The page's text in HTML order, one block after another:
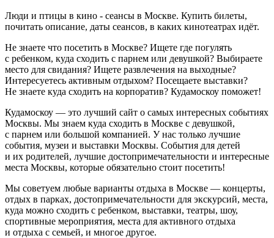
Люди и птицы в кино - сеансы в Москве. Купить билеты,
почитать описание, даты сеансов, в каких кинотеатрах идёт.
Не знаете что посетить в Москве? Ищете где погулять
с ребенком, куда сходить с парнем или девушкой? Выбираете
место для свидания? Ищете развлечения на выходные?
Интересуетесь активным отдыхом? Посещаете выставки?
Не знаете куда сходить на корпоратив? Кудамоскоу поможет!
Кудамоскоу — это лучший сайт о самых интересных событиях
Москвы. Мы знаем куда сходить в Москве с девушкой,
с парнем или большой компанией. У нас только лучшие
события, музеи и выставки Москвы. События для детей
и их родителей, лучшие достопримечательности и интересные
места Москвы, которые обязательно стоит посетить!
Мы советуем любые варианты отдыха в Москве — концерты,
отдых в парках, достопримечательности для экскурсий, места,
куда можно сходить с ребенком, выставки, театры, шоу,
спортивные мероприятия, места для активного отдыха
и отдыха с семьей, и многое другое.